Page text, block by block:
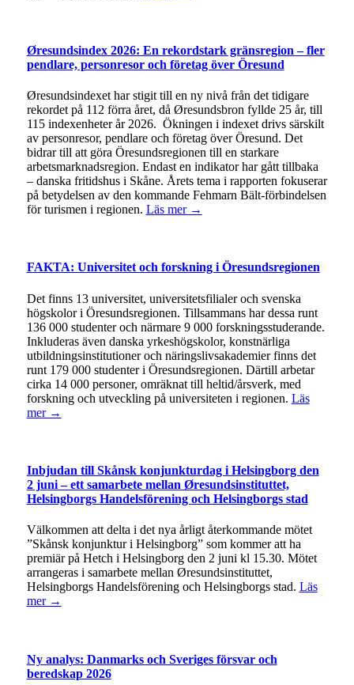
Øresundsindex 2026: En rekordstark gränsregion – fler
pendlare, personresor och företag över Öresund
Øresundsindexet har stigit till en ny nivå från det tidigare
rekordet på 112 förra året, då Øresundsbron fyllde 25 år, till
115 indexenheter år 2026. Ökningen i indexet drivs särskilt
av personresor, pendlare och företag över Öresund. Det
bidrar till att göra Öresundsregionen till en starkare
arbetsmarknadsregion. Endast en indikator har gått tillbaka
– danska fritidshus i Skåne. Årets tema i rapporten fokuserar
på betydelsen av den kommande Fehmarn Bält-förbindelsen
för turismen i regionen. Läs mer →
FAKTA: Universitet och forskning i Öresundsregionen
Det finns 13 universitet, universitetsfilialer och svenska
högskolor i Öresundsregionen. Tillsammans har dessa runt
136 000 studenter och närmare 9 000 forskningsstuderande.
Inkluderas även danska yrkeshögskolor, konstnärliga
utbildningsinstitutioner och näringslivsakademier finns det
runt 179 000 studenter i Öresundsregionen. Därtill arbetar
cirka 14 000 personer, omräknat till heltid/årsverk, med
forskning och utveckling på universiteten i regionen. Läs
mer →
Inbjudan till Skånsk konjunkturdag i Helsingborg den
2 juni – ett samarbete mellan Øresundsinstituttet,
Helsingborgs Handelsförening och Helsingborgs stad
Välkommen att delta i det nya årligt återkommande mötet
”Skånsk konjunktur i Helsingborg” som kommer att ha
premiär på Hetch i Helsingborg den 2 juni kl 15.30. Mötet
arrangeras i samarbete mellan Øresundsinstituttet,
Helsingborgs Handelsförening och Helsingborgs stad. Läs
mer →
Ny analys: Danmarks och Sveriges försvar och
beredskap 2026